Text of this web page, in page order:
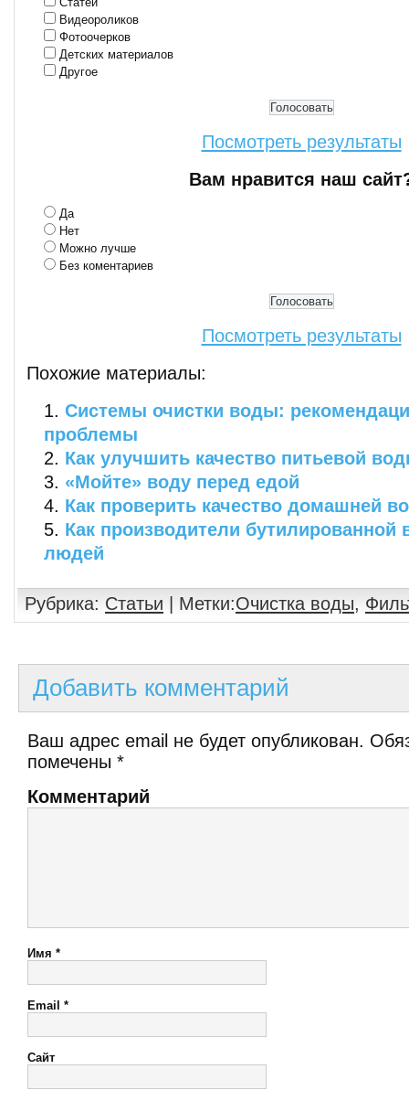
Видеороликов
Фотоочерков
Детских материалов
Другое
Посмотреть результаты
Вам нравится наш
Да
Нет
Можно лучше
Без коментариев
Посмотреть результаты
Похожие материалы:
Системы очистки воды:
проблемы
Как улучшить качество питьевой
«Мойте» воду перед едой
Как проверить качество домашней
Как производители
людей
Рубрика: Статьи | Метки:Очистка воды,
Добавить комментарий
Ваш адрес email не будет опубликован.
помечены *
Комментарий
Имя *
Email *
Сайт